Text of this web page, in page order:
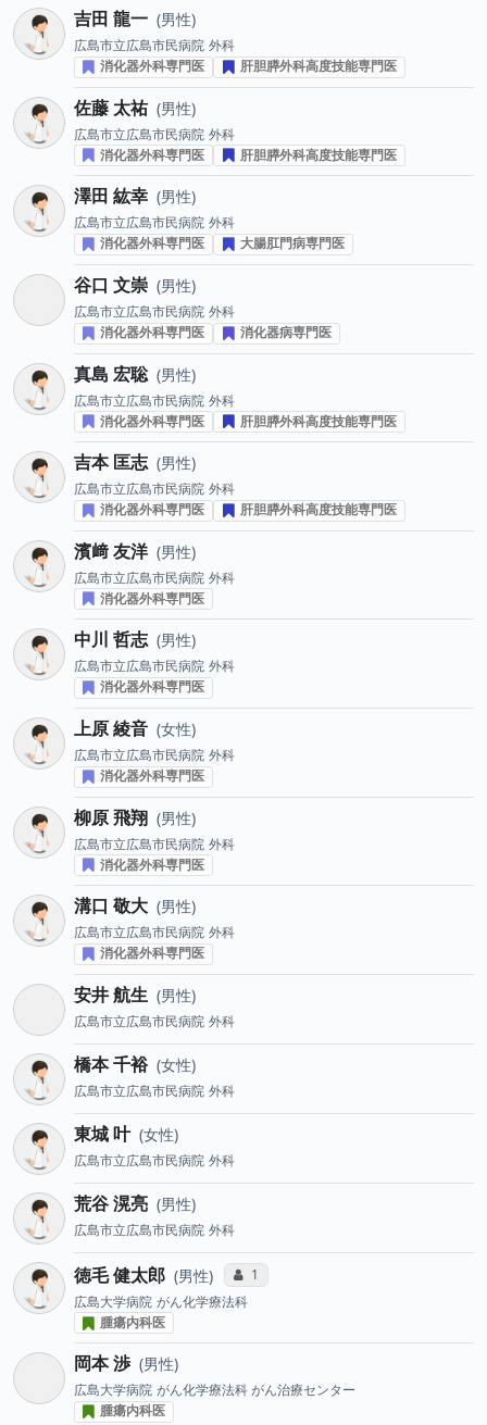
吉田 龍一 男性
広島市立広島市民病院 外科
消化器外科専門医
肝胆膵外科高度技能専門医
佐藤 太祐 男性
広島市立広島市民病院 外科
消化器外科専門医
肝胆膵外科高度技能専門医
澤田 紘幸 男性
広島市立広島市民病院 外科
消化器外科専門医
大腸肛門病専門医
谷口 文崇 男性
広島市立広島市民病院 外科
消化器外科専門医
消化器病専門医
真島 宏聡 男性
広島市立広島市民病院 外科
消化器外科専門医
肝胆膵外科高度技能専門医
吉本 匡志 男性
広島市立広島市民病院 外科
消化器外科専門医
肝胆膵外科高度技能専門医
濱﨑 友洋 男性
広島市立広島市民病院 外科
消化器外科専門医
中川 哲志 男性
広島市立広島市民病院 外科
消化器外科専門医
上原 綾音 女性
広島市立広島市民病院 外科
消化器外科専門医
柳原 飛翔 男性
広島市立広島市民病院 外科
消化器外科専門医
溝口 敬大 男性
広島市立広島市民病院 外科
消化器外科専門医
安井 航生 男性
広島市立広島市民病院 外科
橋本 千裕 女性
広島市立広島市民病院 外科
東城 叶 女性
広島市立広島市民病院 外科
荒谷 滉亮 男性
広島市立広島市民病院 外科
徳毛 健太郎 男性 コミュニケーション・タイプ投票数
1
広島大学病院 がん化学療法科
腫瘍内科医
岡本 渉 男性
広島大学病院 がん化学療法科 がん治療センター
腫瘍内科医